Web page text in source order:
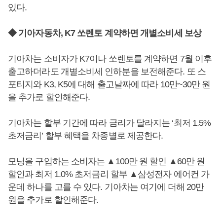
있다.
◆ 기아자동차, K7 쏘렌토 계약하면 개별소비세 보상
기아차는 소비자가 K7이나 쏘렌토를 계약하면 7월 이후
출고하더라도 개별소비세 인하분을 보전해준다. 또 스
포티지와 K3, K5에 대해 출고날짜에 따라 10만~30만 원
을 추가로 할인해준다.
기아차는 할부 기간에 따라 금리가 달라지는 ‘최저 1.5%
초저금리’ 할부 혜택을 차종별로 제공한다.
모닝을 구입하는 소비자는 ▲100만 원 할인 ▲60만 원
할인과 최저 1.0% 초저금리 할부 ▲삼성전자 에어컨 가
운데 하나를 고를 수 있다. 기아차는 여기에 더해 20만
원을 추가로 할인해준다.